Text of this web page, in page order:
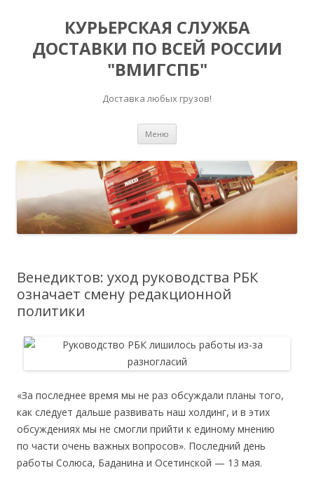
КУРЬЕРСКАЯ СЛУЖБА
ДОСТАВКИ ПО ВСЕЙ РОССИИ
"ВМИГСПБ"
Доставка любых грузов!
Меню
Венедиктов: уход руководства РБК
означает смену редакционной
политики
«За последнее время мы не раз обсуждали планы того,
как следует дальше развивать наш холдинг, и в этих
обсуждениях мы не смогли прийти к единому мнению
по части очень важных вопросов». Последний день
работы Солюса, Баданина и Осетинской — 13 мая.